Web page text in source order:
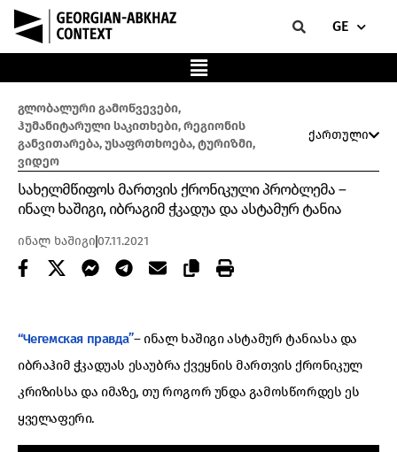
GE
გლობალური გამოწვევები,
ჰუმანიტარული საკითხები,რეგიონის
განვითარება,უსაფრთხოება,ტურიზმი,
ვიდეო
ქართული
სახელმწიფოს მართვის ქრონიკული პრობლემა –
ინალ ხაშიგი, იბრაგიმ ჭკადუა და ასტამურ ტანია
ინალ ხაშიგი07.11.2021
“Чегемская правда”– ინალ ხაშიგი ასტამურ ტანიასა და
იბრაჰიმ ჭკადუას ესაუბრა ქვეყნის მართვის ქრონიკულ
კრიზისსა და იმაზე, თუ როგორ უნდა გამოსწორდეს ეს
ყველაფერი.